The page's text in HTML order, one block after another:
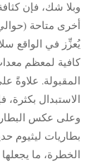
وبلا شك، فإن
يُعزِّز في الواقع
كافية لمعظم
المقبولة. علاوةً
الاستبدال بكثرة،
وعلى عكس
بطاريات ليثيوم
الخطرة، ما